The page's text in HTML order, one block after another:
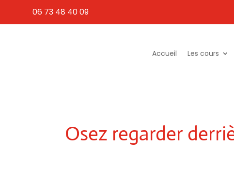
06 73 48 40 09
Accueil Les cours
Osez regarder